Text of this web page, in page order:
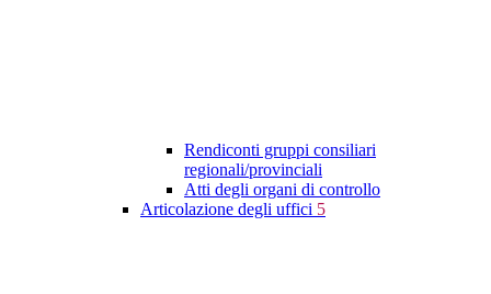
Rendiconti gruppi consiliari
regionali/provinciali
Atti degli organi di controllo
Articolazione degli uffici 5